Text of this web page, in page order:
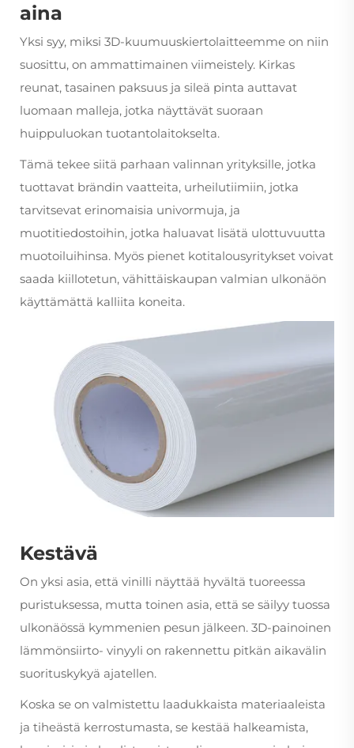
aina
Yksi syy, miksi 3D-kuumuuskiertolaitteemme on niin
suosittu, on ammattimainen viimeistely. Kirkas
reunat, tasainen paksuus ja sileä pinta auttavat
luomaan malleja, jotka näyttävät suoraan
huippuluokan tuotantolaitokselta.
Tämä tekee siitä parhaan valinnan yrityksille, jotka
tuottavat brändin vaatteita, urheilutiimiin, jotka
tarvitsevat erinomaisia univormuja, ja
muotitiedostoihin, jotka haluavat lisätä ulottuvuutta
muotoiluihinsa. Myös pienet kotitalousyritykset voivat
saada kiillotetun, vähittäiskaupan valmian ulkonäön
käyttämättä kalliita koneita.
Kestävä
On yksi asia, että vinilli näyttää hyvältä tuoreessa
puristuksessa, mutta toinen asia, että se säilyy tuossa
ulkonäössä kymmenien pesun jälkeen. 3D-painoinen
lämmönsiirto- vinyyli on rakennettu pitkän aikavälin
suorituskykyä ajatellen.
Koska se on valmistettu laadukkaista materiaaleista
ja tiheästä kerrostumasta, se kestää halkeamista,